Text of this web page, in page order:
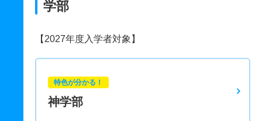
学部
【2027年度入学者対象】
特色が分かる！
神学部